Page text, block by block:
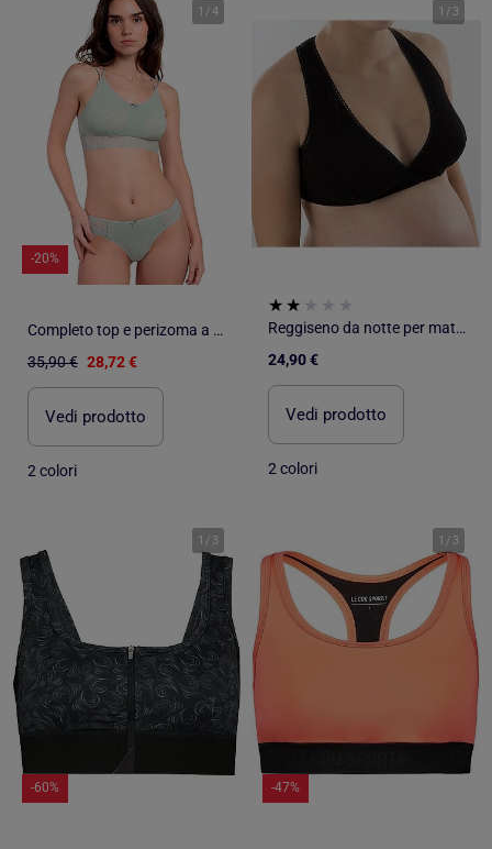
1 /4
-20%
Completo top e perizoma a coste da donna ADMAS
35,90 € 28,72 €
Vedi prodotto
2 colori
1 / 3
Reggiseno da notte per maternità con pizzo 'Bogema'
24,90 €
Vedi prodotto
2 colori
1 / 3
-60%
1 / 3
-47%